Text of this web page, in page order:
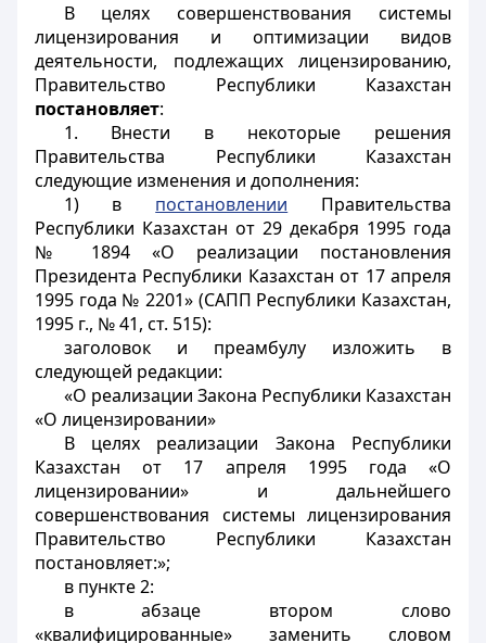
В целях совершенствования системы
лицензирования и оптимизации видов
деятельности, подлежащих лицензированию,
Правительство Республики Казахстан
постановляет:
1. Внести в некоторые решения
Правительства Республики Казахстан
следующие изменения и дополнения:
1) в постановлении Правительства
Республики Казахстан от 29 декабря 1995 года
№ 1894 «О реализации постановления
Президента Республики Казахстан от 17 апреля
1995 года № 2201» (САПП Республики Казахстан,
1995 г., № 41, ст. 515):
заголовок и преамбулу изложить в
следующей редакции:
«О реализации Закона Республики Казахстан
«О лицензировании»
В целях реализации Закона Республики
Казахстан от 17 апреля 1995 года «О
лицензировании» и дальнейшего
совершенствования системы лицензирования
Правительство Республики Казахстан
постановляет:»;
в пункте 2:
в абзаце втором слово
«квалифицированные» заменить словом